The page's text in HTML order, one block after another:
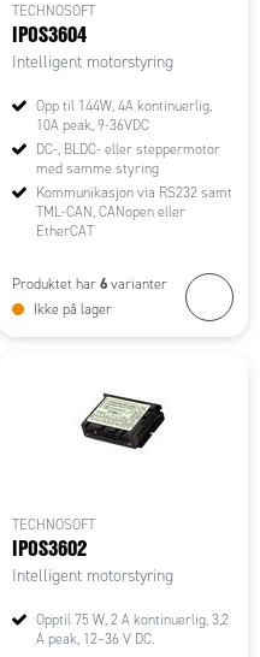
TECHNOSOFT
IPOS3604
Intelligent motorstyring
Opp til 144W, 4A kontinuerlig,
10A peak, 9-36VDC
DC-, BLDC- eller steppermotor
med samme styring
Kommunikasjon via RS232 samt
TML-CAN, CANopen eller
EtherCAT
Produktet har 6 varianter
Ikke på lager
TECHNOSOFT
IPOS3602
Intelligent motorstyring
Opptil 75 W, 2 A kontinuerlig, 3,2
A peak, 12–36 V DC.